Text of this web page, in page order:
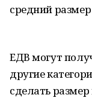
средний
ЕДВ могут
другие
сделать